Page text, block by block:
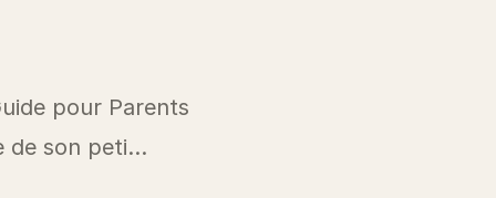
pour Parents
de son peti...